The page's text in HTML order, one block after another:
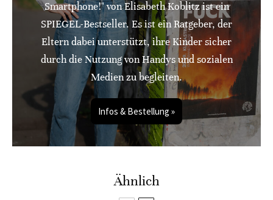
Smartphone!" von Elisabeth Koblitz ist ein
SPIEGEL-Bestseller. Es ist ein Ratgeber, der
Eltern dabei unterstützt, ihre Kinder sicher
durch die Nutzung von Handys und sozialen
Medien zu begleiten.
Infos & Bestellung »
Ähnlich